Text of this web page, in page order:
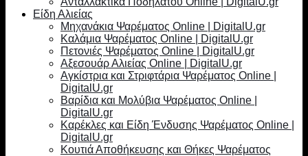
Είδη Αλιείας
Μηχανάκια Ψαρέματος Online | DigitalU.gr
Καλάμια Ψαρέματος Online | DigitalU.gr
Πετονιές Ψαρέματος Online | DigitalU.gr
Αξεσουάρ Αλιείας Online | DigitalU.gr
Αγκίστρια και Στριφτάρια Ψαρέματος Online |
DigitalU.gr
Βαρίδια και Μολύβια Ψαρέματος Online |
DigitalU.gr
Καρέκλες και Είδη Ένδυσης Ψαρέματος Online |
DigitalU.gr
Κουτιά Αποθήκευσης και Θήκες Ψαρέματος